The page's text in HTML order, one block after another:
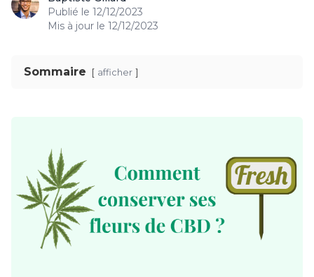
Publié le 12/12/2023
Mis à jour le 12/12/2023
Sommaire afficher